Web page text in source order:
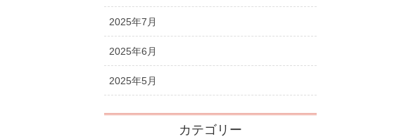
2025年7月
2025年6月
2025年5月
カテゴリー